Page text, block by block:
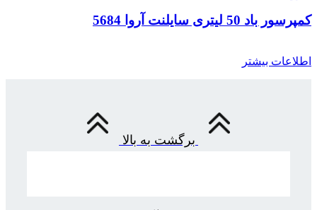
کمپرسور باد 50 لیتری سایلنت آروا 5684
اطلاعات بیشتر
برگشت به بالا